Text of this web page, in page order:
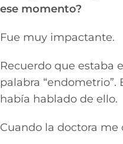
ese momento?
Fue muy impactante.
Recuerdo que estaba
palabra
había hablado de ello.
Cuando la doctora